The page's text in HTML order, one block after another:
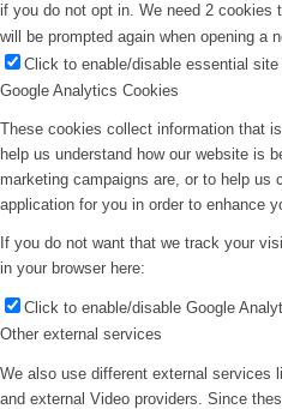
if you do not opt in. We need 2 cookies
will be prompted again when opening a
Click to enable/disable essential
Google Analytics Cookies
These cookies collect information that
help us understand how our website is
marketing campaigns are, or to help us
application for you in order to enhance
If you do not want that we track your
in your browser here:
Click to enable/disable Google
Other external services
We also use different external services
and external Video providers. Since